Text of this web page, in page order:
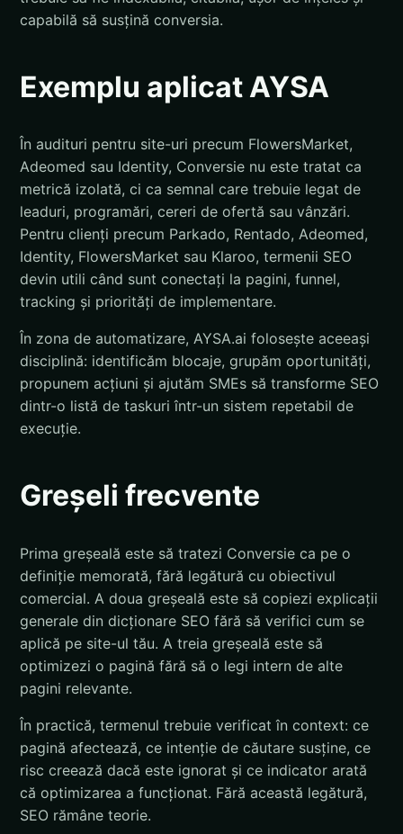
capabilă să susțină conversia.
Exemplu aplicat AYSA
În audituri pentru site-uri precum FlowersMarket,
Adeomed sau Identity, Conversie nu este tratat ca
metrică izolată, ci ca semnal care trebuie legat de
leaduri, programări, cereri de ofertă sau vânzări.
Pentru clienți precum Parkado, Rentado, Adeomed,
Identity, FlowersMarket sau Klaroo, termenii SEO
devin utili când sunt conectați la pagini, funnel,
tracking și priorități de implementare.
În zona de automatizare, AYSA.ai folosește aceeași
disciplină: identificăm blocaje, grupăm oportunități,
propunem acțiuni și ajutăm SMEs să transforme SEO
dintr-o listă de taskuri într-un sistem repetabil de
execuție.
Greșeli frecvente
Prima greșeală este să tratezi Conversie ca pe o
definiție memorată, fără legătură cu obiectivul
comercial. A doua greșeală este să copiezi explicații
generale din dicționare SEO fără să verifici cum se
aplică pe site-ul tău. A treia greșeală este să
optimizezi o pagină fără să o legi intern de alte
pagini relevante.
În practică, termenul trebuie verificat în context: ce
pagină afectează, ce intenție de căutare susține, ce
risc creează dacă este ignorat și ce indicator arată
că optimizarea a funcționat. Fără această legătură,
SEO rămâne teorie.